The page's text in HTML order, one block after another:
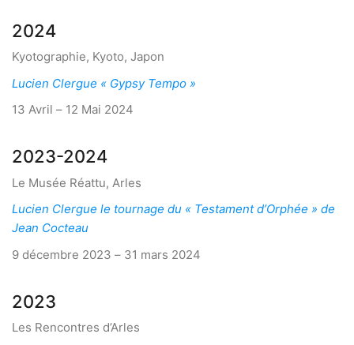
2024
Kyotographie, Kyoto, Japon
Lucien Clergue « Gypsy Tempo »
13 Avril – 12 Mai 2024
2023-2024
Le Musée Réattu, Arles
Lucien Clergue le tournage du « Testament d’Orphée » de
Jean Cocteau
9 décembre 2023 – 31 mars 2024
2023
Les Rencontres d’Arles